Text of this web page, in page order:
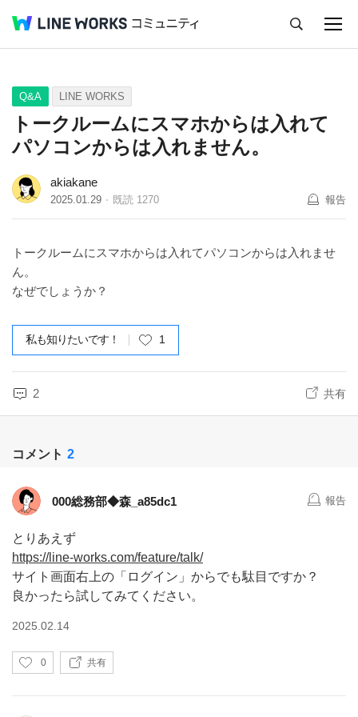
Q&A Tips Ideas
Q&A LINE WORKS
トークルームにスマホからは入れて
パソコンからは入れません。
akiakane
2025.01.29 既読 1270 報告
トークルームにスマホからは入れてパソコンからは入れませ
ん。
なぜでしょうか？
私も知りたいです！ 1
2 共有
コメント 2
000総務部◆森_a85dc1 報告
とりあえず
https://line-works.com/feature/talk/
サイト画面右上の「ログイン」からでも駄目ですか？
良かったら試してみてください。
2025.02.14
い
0 共有